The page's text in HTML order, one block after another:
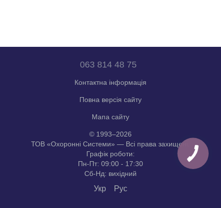
063 814 48 75
Контактна інформація
Повна версія сайту
Мапа сайту
© 1993–2026
ТОВ «Охоронні Системи» — Всі права захищені.
Графік роботи:
Пн-Пт: 09:00 - 17:30
Сб-Нд: вихідний
Укр Рус